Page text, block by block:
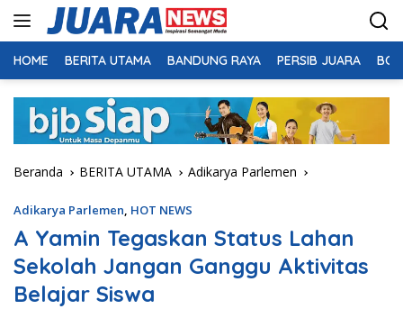
HOME BERITA UTAMA BANDUNG RAYA PERSIB JUARA
Beranda BERITA UTAMA Adikarya Parlemen
Adikarya Parlemen, HOT NEWS
A Yamin Tegaskan Status Lahan
Sekolah Jangan Ganggu Aktivitas
Belajar Siswa